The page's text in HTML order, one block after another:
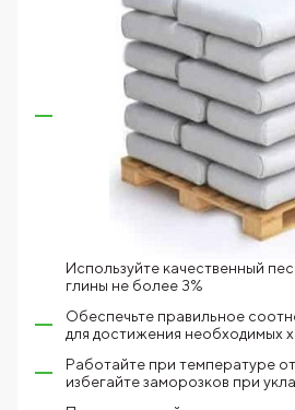
Используйте качественный
глины не более 3%
Обеспечьте правильное
для достижения необходимых
Работайте при температуре от
избегайте заморозков при